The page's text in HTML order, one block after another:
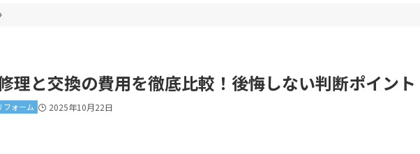
理と交換の費用を徹底比較！後悔しない判断ポイント
フォーム 2025年10月22日